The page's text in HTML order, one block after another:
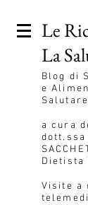
Le
La
Blog di
e
Salutare
a cura
dott.ssa
Dietista
Visite a